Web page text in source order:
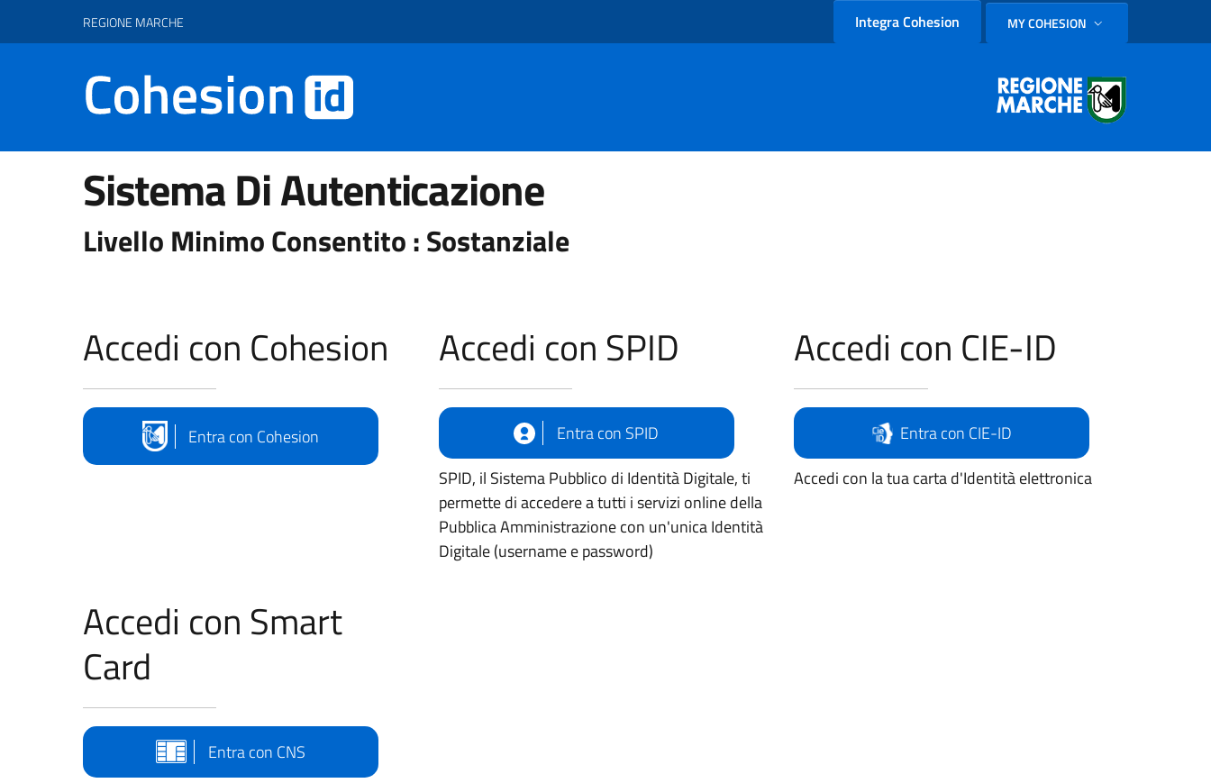
REGIONE MARCHE Integra Cohesion SELEZIONE LINGUA:
MY COHESION
Sistema Di Autenticazione
Livello Minimo Consentito : Sostanziale
Accedi con Cohesion
Entra con Cohesion
Accedi con SPID
Entra con SPID
SPID, il Sistema Pubblico di Identità Digitale, ti
permette di accedere a tutti i servizi online della
Pubblica Amministrazione con un'unica Identità
Digitale (username e password)
Accedi con CIE-ID
Entra con CIE-ID
Accedi con la tua carta d'Identità elettronica
Accedi con Smart
Card
Entra con CNS